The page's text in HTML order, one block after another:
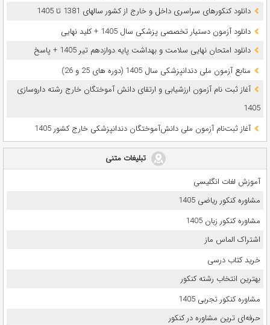
دانلود کنکورهای سراسری داخل و خارج از کشور سالهای 1381 تا 1405
دانلود آزمون دستیار تخصصی پزشکی سال 1405 + کلید نهایی
دانلود امتحان نهایی سلامت و بهداشت پایه دوازدهم تیر 1405 + پاسخ
ﻣﻨﺎﺑﻊ آزﻣﻮن ﻣﻠﯽ دندانپزشکی سال 1405 (دوره های 25 و 26)
آغاز ثبت نام آزمون‌ ارزشیابی و ارتقای دانش آموختگان خارج رشته داروسازی
1405
آغاز ثبت‌نام آزمون ملی دانش‌آموختگان دندانپزشکی خارج کشور 1405
تبلیغات متنی
آموزش لغات انگلیسی
مشاوره کنکور ریاضی 1405
مشاوره کنکور زبان 1405
اشتراک الماس ماز
خرید کتاب درسی
بهترین انتخاب رشته کنکور
مشاوره کنکور تجربی 1405
حرفه‌ای ترین مشاوره در کنکور